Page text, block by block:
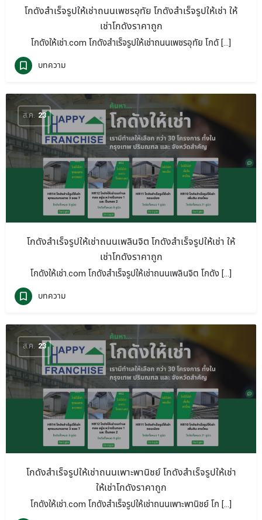
โกดังสำเร็จรูปให้เช่าถนนเพชรอุทัย โกดังสำเร็จรูปให้เช่า ให้
เช่าโกดังราคาถูก
โกดังให้เช่า.com โกดังสำเร็จรูปให้เช่าถนนเพชรอุทัย โกดั […]
บทความ
ส.ค. 23
โกดังสำเร็จรูปให้เช่าถนนเพลินจิต โกดังสำเร็จรูปให้เช่า ให้
เช่าโกดังราคาถูก
โกดังให้เช่า.com โกดังสำเร็จรูปให้เช่าถนนเพลินจิต โกดัง […]
บทความ
ส.ค. 23
โกดังสำเร็จรูปให้เช่าถนนเพาะพานิชย์ โกดังสำเร็จรูปให้เช่า
ให้เช่าโกดังราคาถูก
โกดังให้เช่า.com โกดังสำเร็จรูปให้เช่าถนนเพาะพานิชย์ โก […]